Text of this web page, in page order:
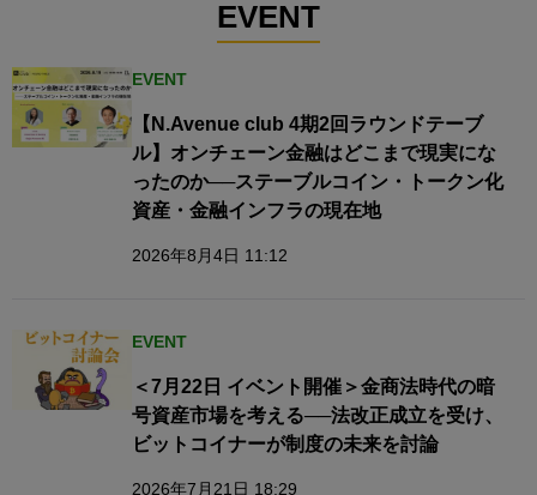
EVENT
EVENT
【N.Avenue club 4期2回ラウンドテーブ
ル】オンチェーン金融はどこまで現実にな
ったのか──ステーブルコイン・トークン化
資産・金融インフラの現在地
2026年8月4日 11:12
EVENT
＜7月22日 イベント開催＞金商法時代の暗
号資産市場を考える──法改正成立を受け、
ビットコイナーが制度の未来を討論
2026年7月21日 18:29